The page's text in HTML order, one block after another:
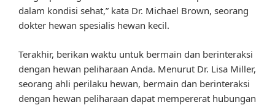
dalam kondisi sehat,” kata Dr. Michael Brown, seorang
dokter hewan spesialis hewan kecil.
Terakhir, berikan waktu untuk bermain dan berinteraksi
dengan hewan peliharaan Anda. Menurut Dr. Lisa Miller,
seorang ahli perilaku hewan, bermain dan berinteraksi
dengan hewan peliharaan dapat mempererat hubungan